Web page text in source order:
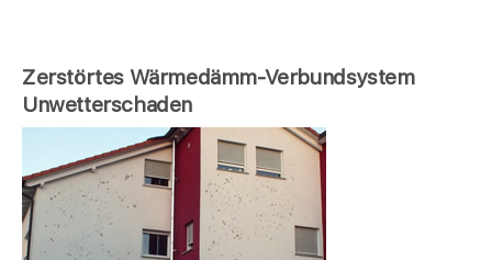
Zerstörtes Wärmedämm-Verbundsystem
Unwetterschaden